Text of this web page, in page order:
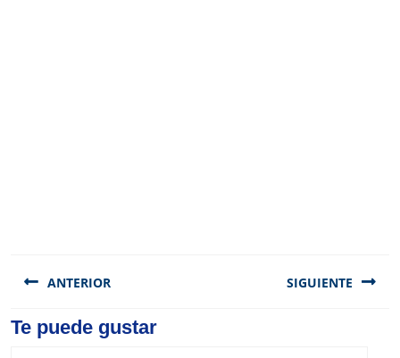
de
ANTERIOR
Previous
SIGUIENTE
Te puede gustar